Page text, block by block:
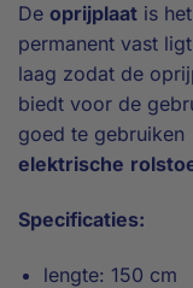
De oprijplaat is
permanent vast
laag zodat de
biedt voor de
goed te
elektrische
Specificaties:
lengte: 150 cm